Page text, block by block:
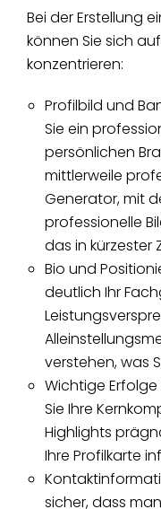
Bei der Erstellung
können Sie sich
konzentrieren:
Profilbild und
Sie ein
persönlichen
mittlerweile
Generator, mit
professionelle
das in kürzester
Bio und
deutlich Ihr
verstehen, was
Wichtige
Sie Ihre
Highlights
Ihre Profilkarte
sicher, dass